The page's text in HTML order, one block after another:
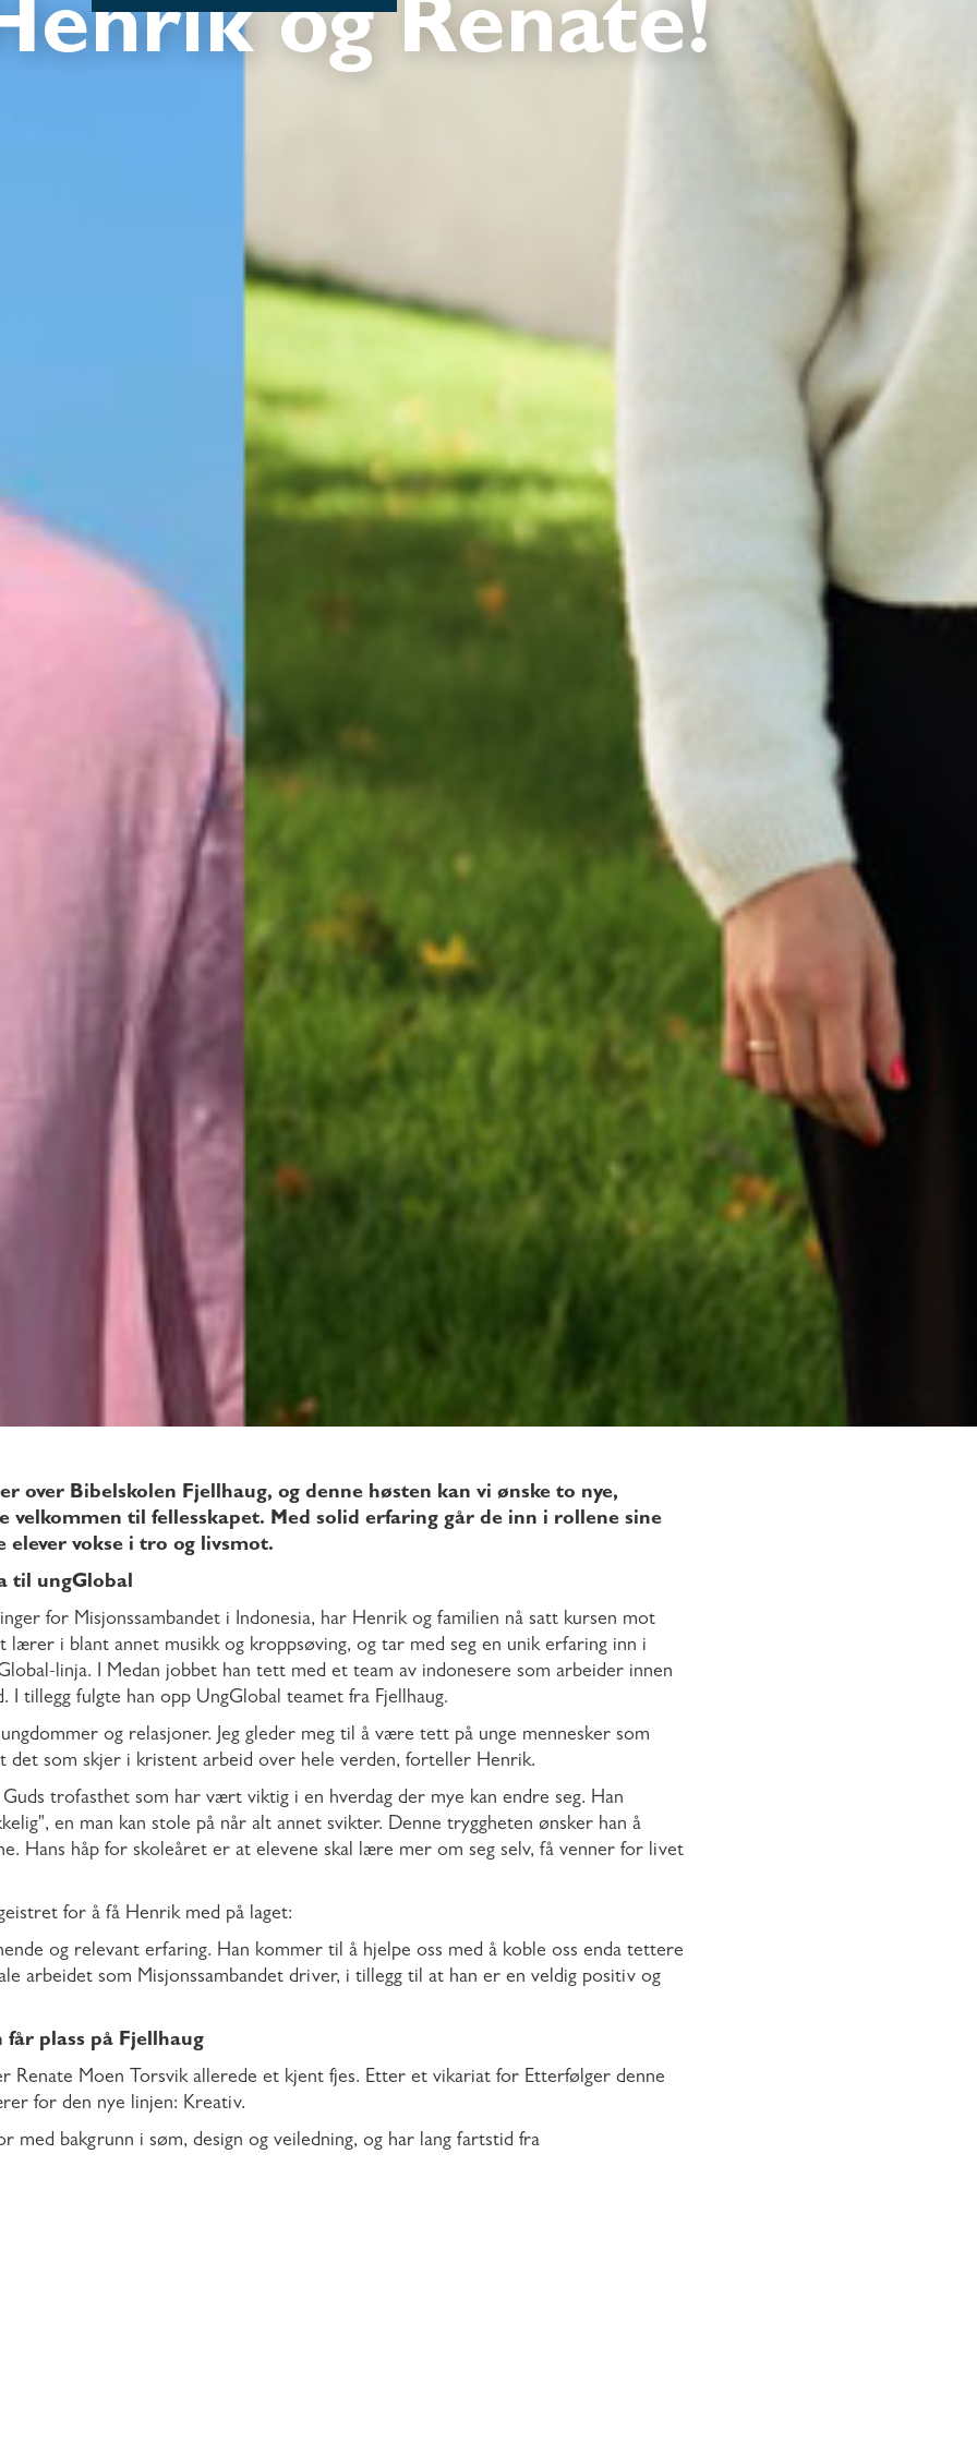
og Renate!
over Bibelskolen Fjellhaug, og denne høsten kan vi ønske to nye,
velkommen til fellesskapet. Med solid erfaring går de inn i rollene sine
elever vokse i tro og livsmot.
til ungGlobal
for Misjonssambandet i Indonesia, har Henrik og familien nå satt kursen mot
lærer i blant annet musikk og kroppsøving, og tar med seg en unik erfaring inn i
linja. I Medan jobbet han tett med et team av indonesere som arbeider innen
I tillegg fulgte han opp UngGlobal teamet fra Fjellhaug.
og relasjoner. Jeg gleder meg til å være tett på unge mennesker som
som skjer i kristent arbeid over hele verden, forteller Henrik.
trofasthet som har vært viktig i en hverdag der mye kan endre seg. Han
en man kan stole på når alt annet svikter. Denne tryggheten ønsker han å
Hans håp for skoleåret er at elevene skal lære mer om seg selv, få venner for livet
for å få Henrik med på laget:
og relevant erfaring. Han kommer til å hjelpe oss med å koble oss enda tettere
arbeidet som Misjonssambandet driver, i tillegg til at han er en veldig positiv og
plass på Fjellhaug
Renate Moen Torsvik allerede et kjent fjes. Etter et vikariat for Etterfølger denne
for den nye linjen: Kreativ.
med bakgrunn i søm, design og veiledning, og har lang fartstid fra